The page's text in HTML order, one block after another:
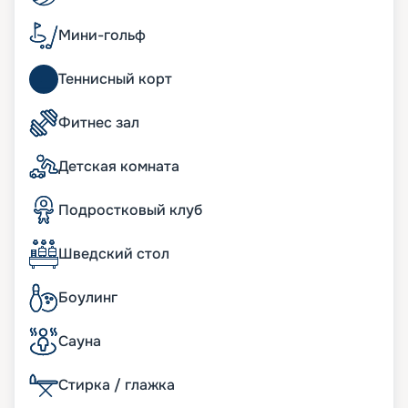
где в вашем распоряжении окажется не только
внушительное пространство на нескольких
уровнях, но также собственная приватная зона
отдыха с джакузи и масса дополнительных
преимуществ.
Развлечения на лайнере
предлагает широкий спектр развлечений на
любой вкус. Здесь имеются зоны отдыха только
для взрослых, где туристы смогут насладиться
спокойным размеренным отдыхом. В
караоке, казино.
Восемь отдельных зон дополняют Центральный
парк и «Королевский променад», где гости могут
прогуляться в окружении экзотических живых
самобытных ресторанчиков с уникальной
Мини-гольф
Теннисный корт
Фитнес зал
Детская комната
Подростковый клуб
Шведский стол
Боулинг
Сауна
Стирка / глажка